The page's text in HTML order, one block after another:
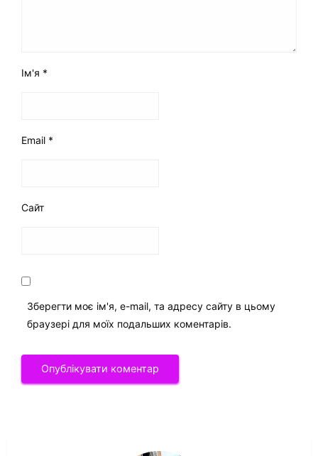
Ім'я *
Email *
Сайт
Зберегти моє ім'я, e-mail, та адресу сайту в цьому
браузері для моїх подальших коментарів.